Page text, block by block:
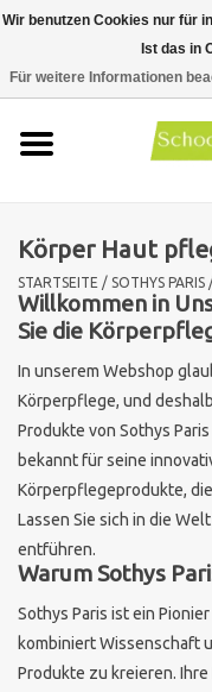
Produkte
Hautprobleme
Männer pflege
Aktionen
Neu !!
Sothys Paris
Mila d'Opiz
Körper Haut
STARTSEITE / SOTHYS PARIS
Willkommen in
Sie die
In unserem Webshop
Körperpflege, und
Produkte von Sothys
bekannt für seine
Körperpflegeprodukte,
Lassen Sie sich in die
entführen.
Warum Sothys
Sothys Paris ist ein
kombiniert Wissenschaft
Produkte zu kreieren.
Wir benutzen Cookies nur für
Ist das in
Für weitere Informationen